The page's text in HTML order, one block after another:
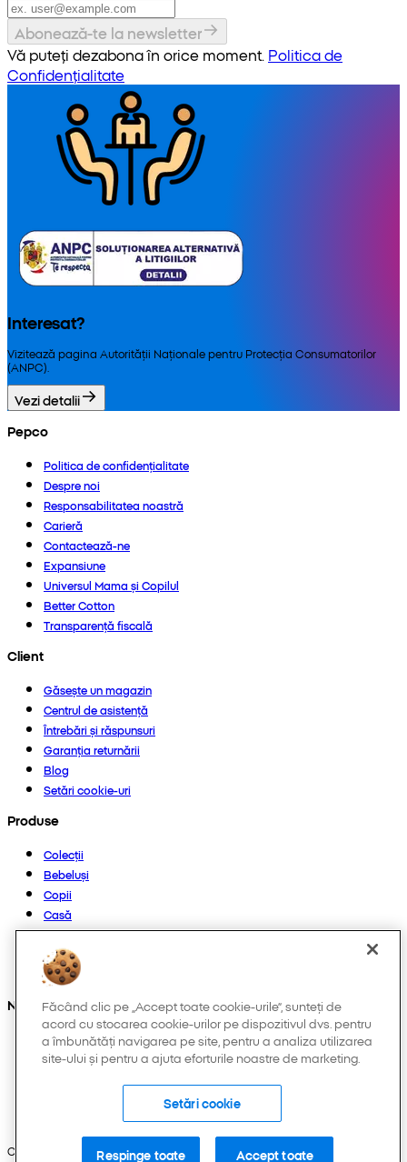
Abonează-te la newsletter
Vă puteți dezabona în orice moment. Politica de
Confidențialitate
Interesat?
Vizitează pagina Autorității Naționale pentru Protecția Consumatorilor
(ANPC).
Vezi detalii
Pepco
Politica de confidențialitate
Despre noi
Responsabilitatea noastră
Carieră
Contactează-ne
Expansiune
Universul Mama și Copilul
Better Cotton
Transparență fiscală
Client
Găsește un magazin
Centrul de asistență
Întrebări și răspunsuri
Garanția returnării
Blog
Setări cookie-uri
Produse
Colecții
Bebeluși
Copii
Casă
Femei
Bărbați
Altele
Ne găsești și pe:
Copyright © 2026 Pepco. Toate drepturile rezervate.
Făcând clic pe „Accept toate cookie-urile”, sunteți de
acord cu stocarea cookie-urilor pe dispozitivul dvs. pentru
a îmbunătăți navigarea pe site, pentru a analiza utilizarea
site-ului și pentru a ajuta eforturile noastre de marketing.
Setări cookie
Respinge toate Accept toate